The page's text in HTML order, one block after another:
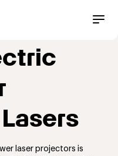
laser projectors is